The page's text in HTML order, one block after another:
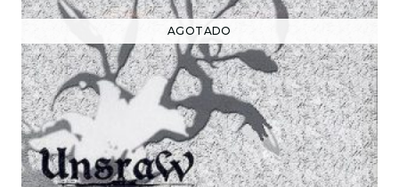
AGOTADO